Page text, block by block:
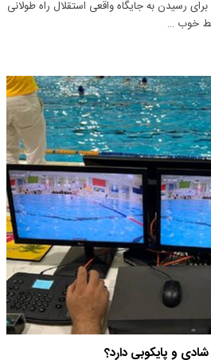
رسیدن به جایگاه واقعی استقلال راه طولانی
خوب …